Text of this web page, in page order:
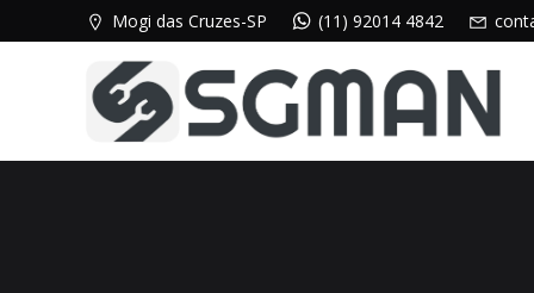
para
Mogi das Cruzes-SP (11) 92014 4842